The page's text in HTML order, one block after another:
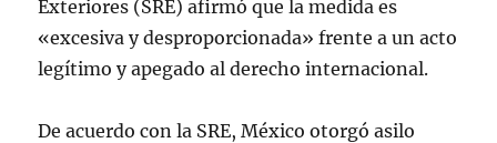
Exteriores (SRE) afirmó que la medida es
«excesiva y desproporcionada» frente a un acto
legítimo y apegado al derecho internacional.
De acuerdo con la SRE, México otorgó asilo